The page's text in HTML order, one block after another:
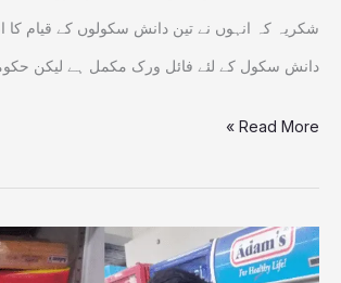
شکریہ کہ انہوں نے تین دانش سکولوں کے قیام کا
دانش سکول کے لئے فائل ورک مکمل ہے لیکن
Read More »
مظفر